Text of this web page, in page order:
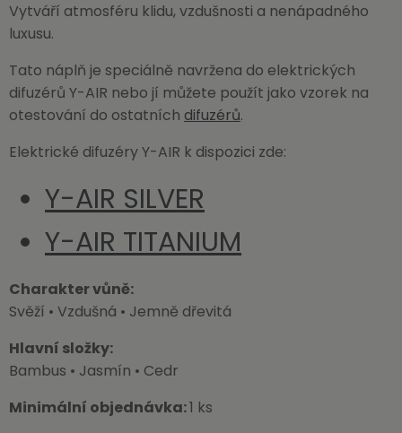
Vytváří atmosféru klidu, vzdušnosti a nenápadného
luxusu.
Tato náplň je speciálně navržena do elektrických
difuzérů Y-AIR nebo jí můžete použít jako vzorek na
otestování do ostatních difuzérů.
Elektrické difuzéry Y-AIR k dispozici zde:
Y-AIR SILVER
Y-AIR TITANIUM
Charakter vůně:
Svěží • Vzdušná • Jemně dřevitá
Hlavní složky:
Bambus • Jasmín • Cedr
Minimální objednávka:1 ks